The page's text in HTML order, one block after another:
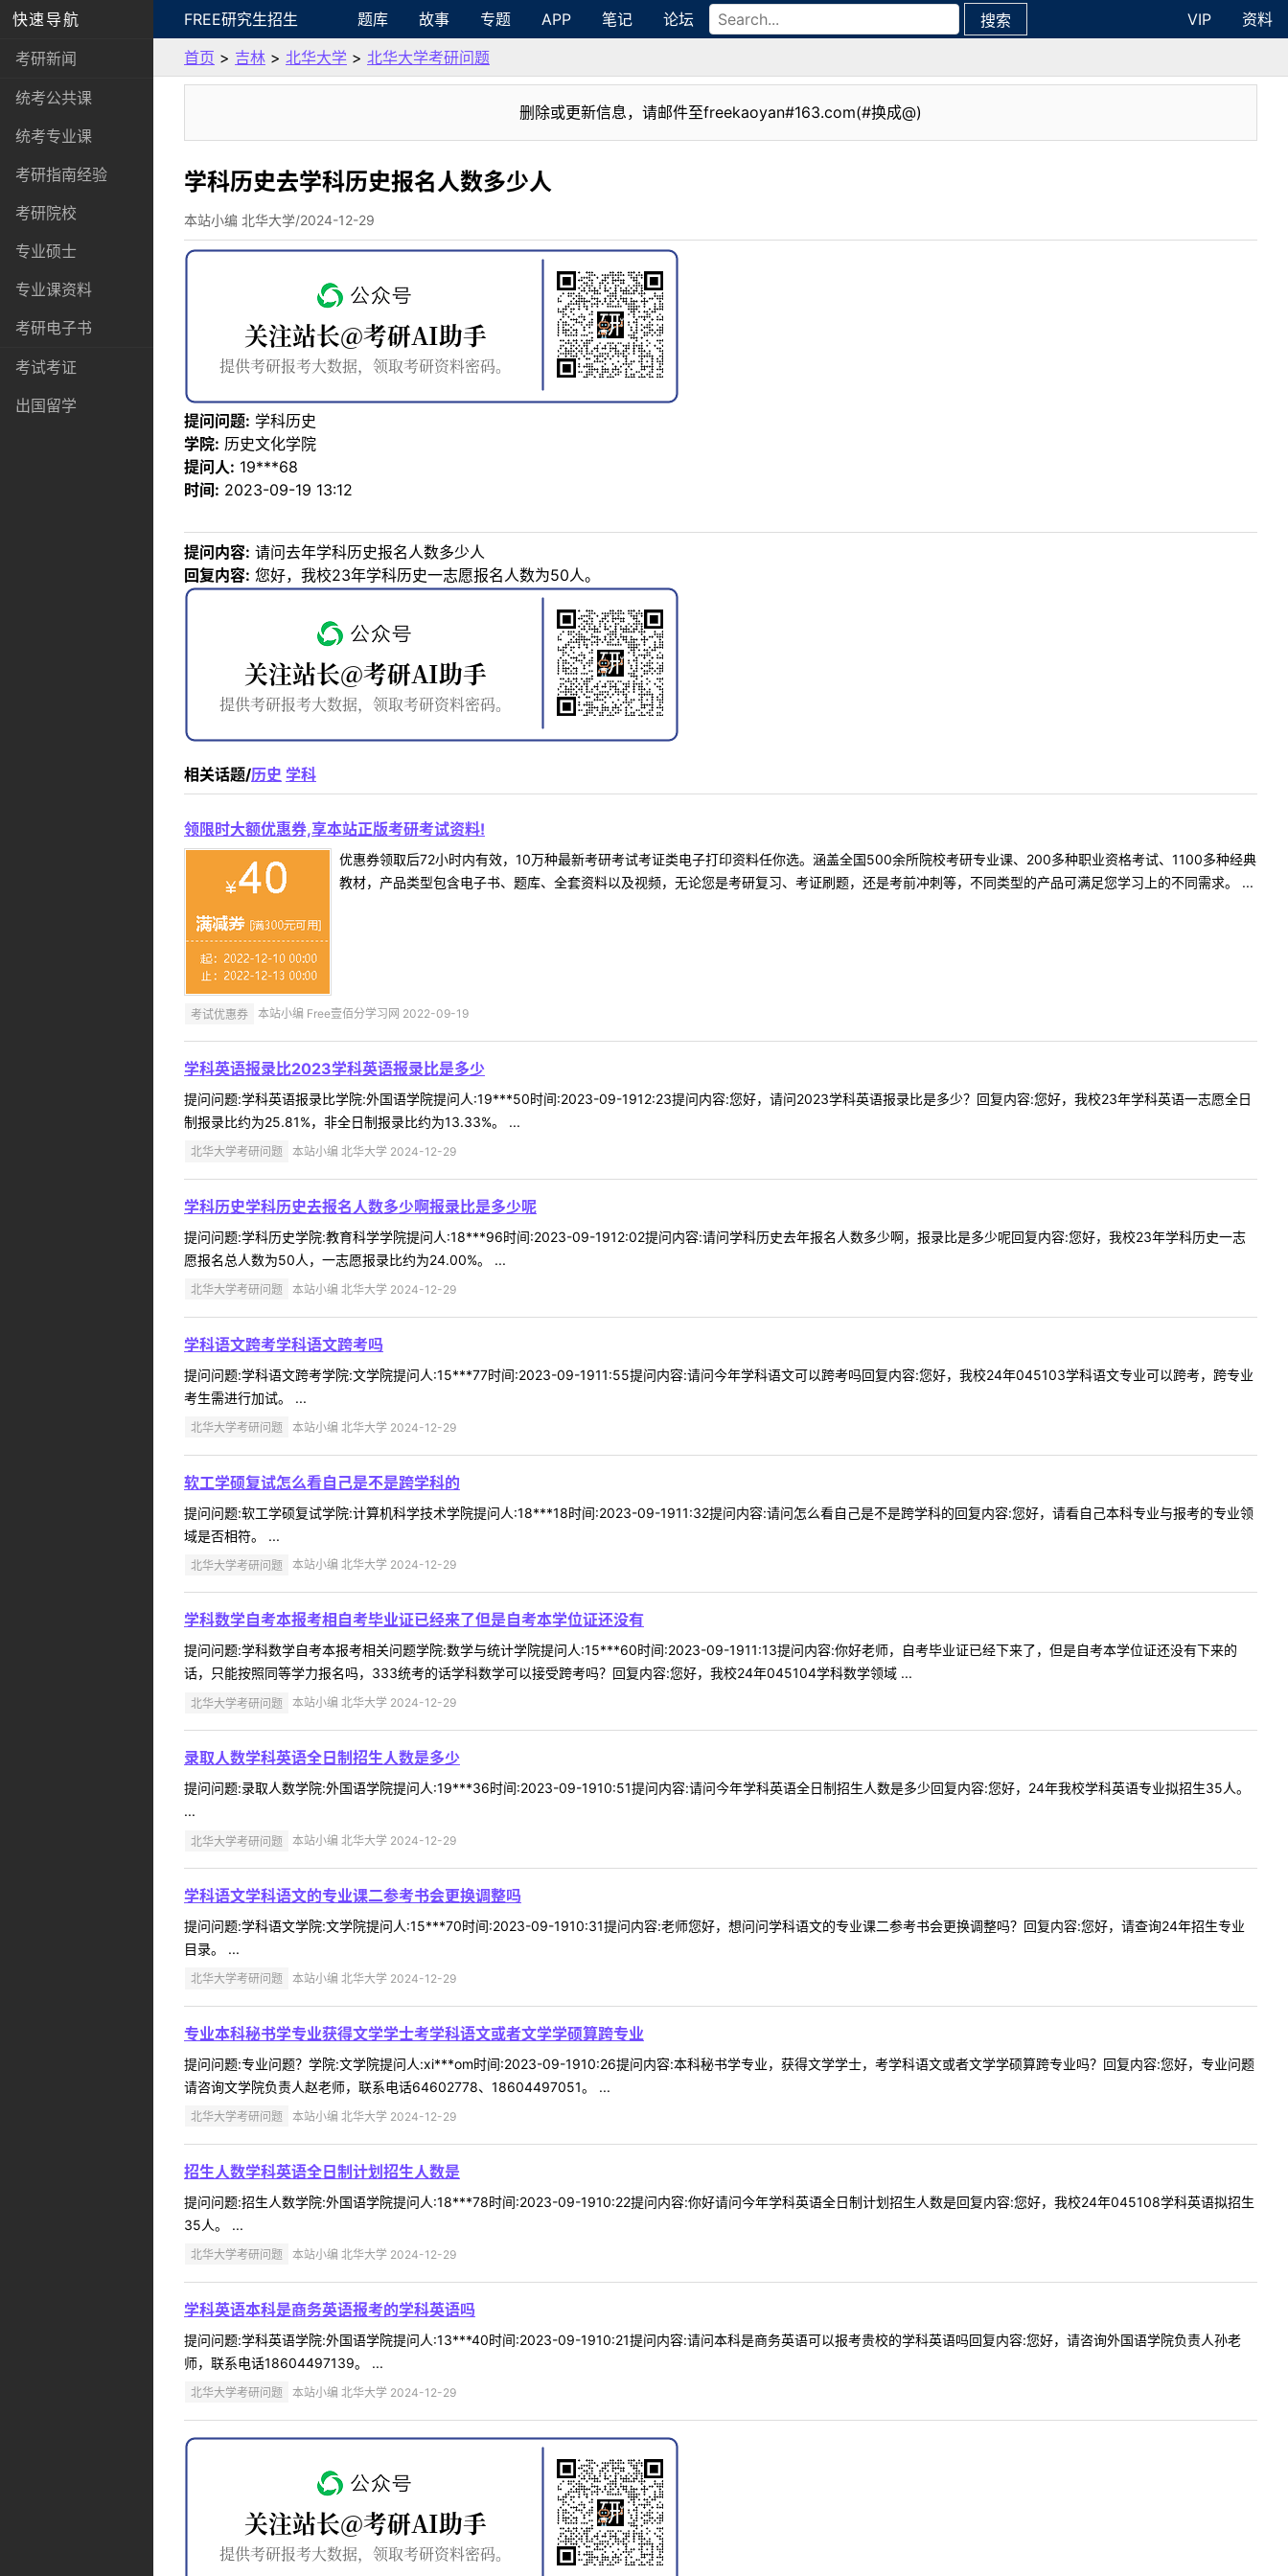
快速导航
考研新闻
统考公共课
统考专业课
考研指南经验
考研院校
专业硕士
专业课资料
考研电子书
考试考证
出国留学
FREE研究生招生 题库 故事 专题 APP 笔记 论坛 搜索 VIP
资料
首页 > 吉林 > 北华大学 > 北华大学考研问题
删除或更新信息，请邮件至freekaoyan#163.com(#换成@)
学科历史去学科历史报名人数多少人
本站小编 北华大学/2024-12-29
提问问题: 学科历史
学院: 历史文化学院
提问人: 19***68
时间: 2023-09-19 13:12
提问内容: 请问去年学科历史报名人数多少人
回复内容: 您好，我校23年学科历史一志愿报名人数为50人。
相关话题/历史 学科
领限时大额优惠券,享本站正版考研考试资料!
优惠券领取后72小时内有效，10万种最新考研考试考证类电子打印资料任你选。涵盖全国500余所院校考研专业课、200多种职业资格考试、1100多种经典
教材，产品类型包含电子书、题库、全套资料以及视频，无论您是考研复习、考证刷题，还是考前冲刺等，不同类型的产品可满足您学习上的不同需求。 ...
考试优惠券 本站小编 Free壹佰分学习网 2022-09-19
学科英语报录比2023学科英语报录比是多少
提问问题:学科英语报录比学院:外国语学院提问人:19***50时间:2023-09-1912:23提问内容:您好，请问2023学科英语报录比是多少？回复内容:您好，我校23年学科英语一志愿全日
制报录比约为25.81%，非全日制报录比约为13.33%。 ...
北华大学考研问题 本站小编 北华大学 2024-12-29
学科历史学科历史去报名人数多少啊报录比是多少呢
提问问题:学科历史学院:教育科学学院提问人:18***96时间:2023-09-1912:02提问内容:请问学科历史去年报名人数多少啊，报录比是多少呢回复内容:您好，我校23年学科历史一志
愿报名总人数为50人，一志愿报录比约为24.00%。 ...
北华大学考研问题 本站小编 北华大学 2024-12-29
学科语文跨考学科语文跨考吗
提问问题:学科语文跨考学院:文学院提问人:15***77时间:2023-09-1911:55提问内容:请问今年学科语文可以跨考吗回复内容:您好，我校24年045103学科语文专业可以跨考，跨专业
考生需进行加试。 ...
北华大学考研问题 本站小编 北华大学 2024-12-29
软工学硕复试怎么看自己是不是跨学科的
提问问题:软工学硕复试学院:计算机科学技术学院提问人:18***18时间:2023-09-1911:32提问内容:请问怎么看自己是不是跨学科的回复内容:您好，请看自己本科专业与报考的专业领
域是否相符。 ...
北华大学考研问题 本站小编 北华大学 2024-12-29
学科数学自考本报考相自考毕业证已经来了但是自考本学位证还没有
提问问题:学科数学自考本报考相关问题学院:数学与统计学院提问人:15***60时间:2023-09-1911:13提问内容:你好老师，自考毕业证已经下来了，但是自考本学位证还没有下来的
话，只能按照同等学力报名吗，333统考的话学科数学可以接受跨考吗？回复内容:您好，我校24年045104学科数学领域 ...
北华大学考研问题 本站小编 北华大学 2024-12-29
录取人数学科英语全日制招生人数是多少
提问问题:录取人数学院:外国语学院提问人:19***36时间:2023-09-1910:51提问内容:请问今年学科英语全日制招生人数是多少回复内容:您好，24年我校学科英语专业拟招生35人。
...
北华大学考研问题 本站小编 北华大学 2024-12-29
学科语文学科语文的专业课二参考书会更换调整吗
提问问题:学科语文学院:文学院提问人:15***70时间:2023-09-1910:31提问内容:老师您好，想问问学科语文的专业课二参考书会更换调整吗？回复内容:您好，请查询24年招生专业
目录。 ...
北华大学考研问题 本站小编 北华大学 2024-12-29
专业本科秘书学专业获得文学学士考学科语文或者文学学硕算跨专业
提问问题:专业问题？学院:文学院提问人:xi***om时间:2023-09-1910:26提问内容:本科秘书学专业，获得文学学士，考学科语文或者文学学硕算跨专业吗？回复内容:您好，专业问题
请咨询文学院负责人赵老师，联系电话64602778、18604497051。 ...
北华大学考研问题 本站小编 北华大学 2024-12-29
招生人数学科英语全日制计划招生人数是
提问问题:招生人数学院:外国语学院提问人:18***78时间:2023-09-1910:22提问内容:你好请问今年学科英语全日制计划招生人数是回复内容:您好，我校24年045108学科英语拟招生
35人。 ...
北华大学考研问题 本站小编 北华大学 2024-12-29
学科英语本科是商务英语报考的学科英语吗
提问问题:学科英语学院:外国语学院提问人:13***40时间:2023-09-1910:21提问内容:请问本科是商务英语可以报考贵校的学科英语吗回复内容:您好，请咨询外国语学院负责人孙老
师，联系电话18604497139。 ...
北华大学考研问题 本站小编 北华大学 2024-12-29